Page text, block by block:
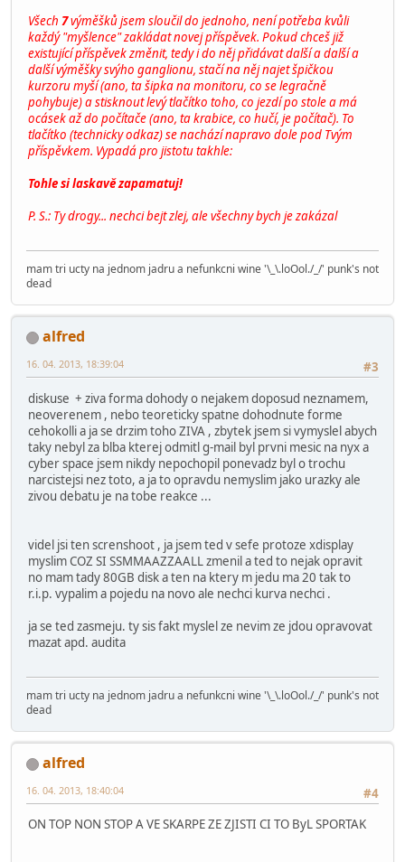
Všech 7výměšků jsem sloučil do jednoho, není potřeba kvůli
každý "myšlence" zakládat novej příspěvek. Pokud chceš již
existující příspěvek změnit, tedy i do něj přidávat další a další a
další výměšky svýho ganglionu, stačí na něj najet špičkou
kurzoru myší (ano, ta šipka na monitoru, co se legračně
pohybuje) a stisknout levý tlačítko toho, co jezdí po stole a má
ocásek až do počítače (ano, ta krabice, co hučí, je počítač). To
tlačítko (technicky odkaz) se nachází napravo dole pod Tvým
příspěvkem. Vypadá pro jistotu takhle:
Tohle si laskavě zapamatuj!
P. S.: Ty drogy... nechci bejt zlej, ale všechny bych je zakázal
mam tri ucty na jednom jadru a nefunkcni wine '\_\.loOol./_/' punk's not
dead
alfred
#3
16. 04. 2013, 18:39:04
diskuse + ziva forma dohody o nejakem doposud neznamem,
neoverenem , nebo teoreticky spatne dohodnute forme
cehokolli a ja se drzim toho ZIVA , zbytek jsem si vymyslel abych
taky nebyl za blba kterej odmitl g-mail byl prvni mesic na nyx a
cyber space jsem nikdy nepochopil ponevadz byl o trochu
narcistejsi nez toto, a ja to opravdu nemyslim jako urazky ale
zivou debatu je na tobe reakce ...
videl jsi ten screnshoot , ja jsem ted v sefe protoze xdisplay
myslim COZ SI SSMMAAZZAALL zmenil a ted to nejak opravit
no mam tady 80GB disk a ten na ktery m jedu ma 20 tak to
r.i.p. vypalim a pojedu na novo ale nechci kurva nechci .
ja se ted zasmeju. ty sis fakt myslel ze nevim ze jdou opravovat
mazat apd. audita
mam tri ucty na jednom jadru a nefunkcni wine '\_\.loOol./_/' punk's not
dead
alfred
#4
16. 04. 2013, 18:40:04
ON TOP NON STOP A VE SKARPE ZE ZJISTI CI TO ByL SPORTAK